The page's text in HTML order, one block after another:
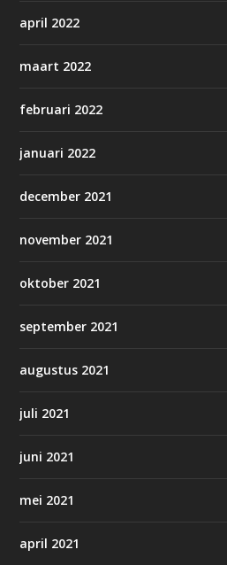
april 2022
maart 2022
februari 2022
januari 2022
december 2021
november 2021
oktober 2021
september 2021
augustus 2021
juli 2021
juni 2021
mei 2021
april 2021